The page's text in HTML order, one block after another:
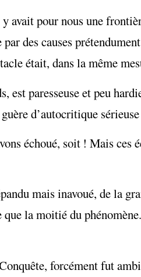
y avait pour nous une
des causes
était, dans la même
est paresseuse et peu
d’autocritique
échoué, soit ! Mais
mais inavoué, de la
la moitié du
forcément fut